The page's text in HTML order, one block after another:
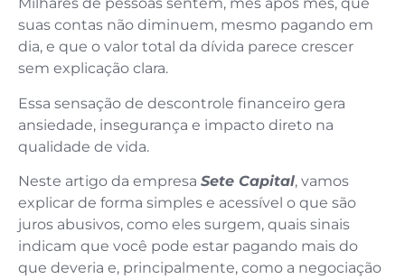
suas contas não diminuem, mesmo pagando em
dia, e que o valor total da dívida parece crescer
sem explicação clara.
Essa sensação de descontrole financeiro gera
ansiedade, insegurança e impacto direto na
qualidade de vida.
Neste artigo da empresa Sete Capital, vamos
explicar de forma simples e acessível o que são
juros abusivos, como eles surgem, quais sinais
indicam que você pode estar pagando mais do
que deveria e, principalmente, como a negociação